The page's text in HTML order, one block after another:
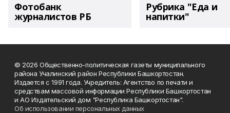
Фотобанк
журналистов РБ
Рубрика "Еда и
напитки"
© 2026 Общественно-политическая газеты муниципального
района Учалинский район Республики Башкортостан.
Издается с 1991 года. Учредитель: Агентство по печати и
средствам массовой информации Республики Башкортостан
и АО Издательский дом "Республика Башкортостан".
Об использовании персональных данных